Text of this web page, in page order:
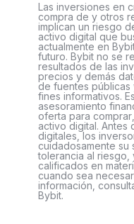
Las inversiones en
compra de y otros
implican un riesgo
activo digital que
actualmente en
futuro. Bybit no se
resultados de las
precios y demás
de fuentes
fines informativos.
asesoramiento
oferta para
activo digital. Antes
digitales, los
cuidadosamente su
tolerancia al riesgo,
calificados en
cuando sea
información,
Bybit.